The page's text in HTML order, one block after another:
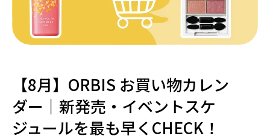
【8月】ORBIS お買い物カレン
ダー｜新発売・イベントスケ
ジュールを最も早くCHECK！